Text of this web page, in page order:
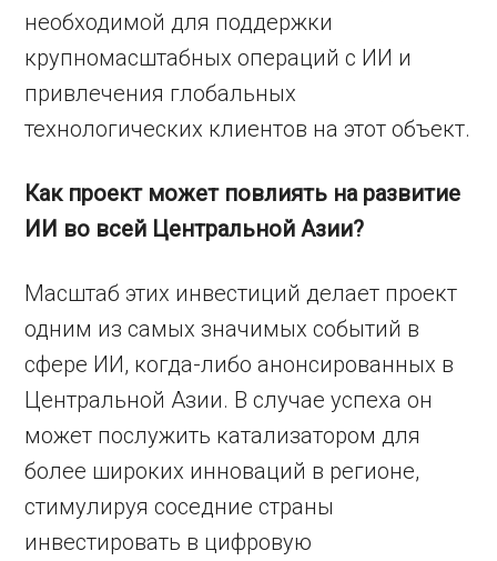
необходимой для поддержки
крупномасштабных операций с ИИ и
привлечения глобальных
технологических клиентов на этот объект.
Как проект может повлиять на развитие
ИИ во всей Центральной Азии?
Масштаб этих инвестиций делает проект
одним из самых значимых событий в
сфере ИИ, когда-либо анонсированных в
Центральной Азии. В случае успеха он
может послужить катализатором для
более широких инноваций в регионе,
стимулируя соседние страны
инвестировать в цифровую